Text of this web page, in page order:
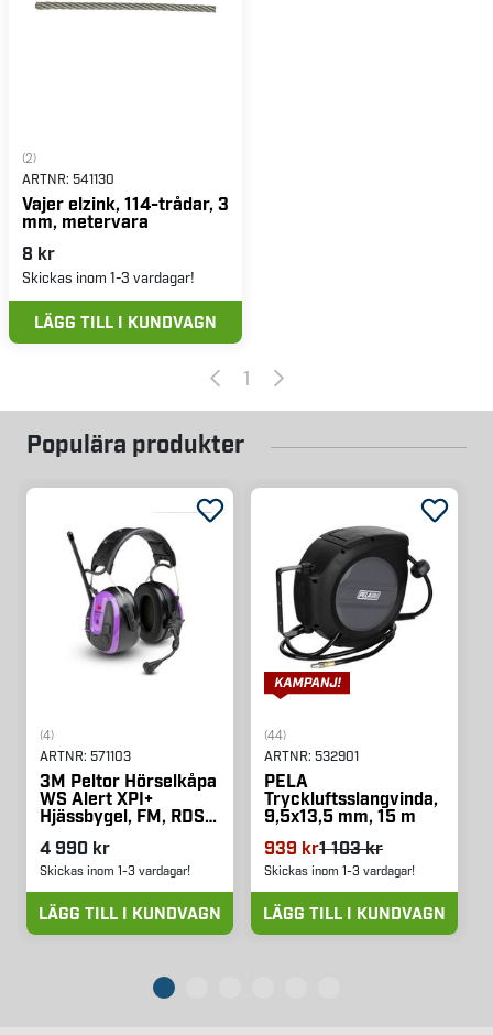
(2)
ARTNR: 541130
Vajer elzink, 114-trådar, 3
mm, metervara
8 kr
Skickas inom 1-3 vardagar!
LÄGG TILL I KUNDVAGN
1
Populära produkter
(4)
ARTNR: 571103
3M Peltor Hörselkåpa
WS Alert XPI+
Hjässbygel, FM, RDS,
4 990 kr
Skickas inom 1-3 vardagar!
LÄGG TILL I KUNDVAGN
(44)
ARTNR: 532901
PELA
Tryckluftsslangvinda,
9,5x13,5 mm, 15 m
939 kr1 103 kr
Skickas inom 1-3 vardagar!
LÄGG TILL I KUNDVAGN